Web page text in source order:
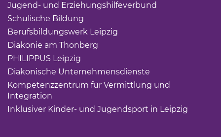
Jugend- und Erziehungshilfeverbund
Schulische Bildung
Berufsbildungswerk Leipzig
Diakonie am Thonberg
PHILIPPUS Leipzig
Diakonische Unternehmensdienste
Kompetenzzentrum für Vermittlung und
Integration
Inklusiver Kinder- und Jugendsport in Leipzig